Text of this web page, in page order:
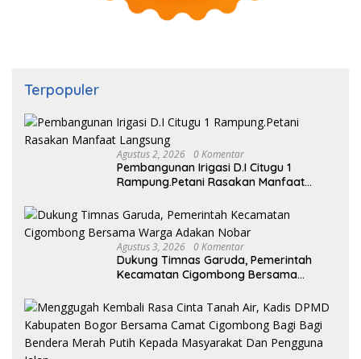
Terpopuler
Agustus 2, 2026 0 Komentar
Pembangunan Irigasi D.I Citugu 1
Rampung.Petani Rasakan Manfaat
Agustus 3, 2026 0 Komentar
Dukung Timnas Garuda, Pemerintah
Kecamatan Cigombong Bersama